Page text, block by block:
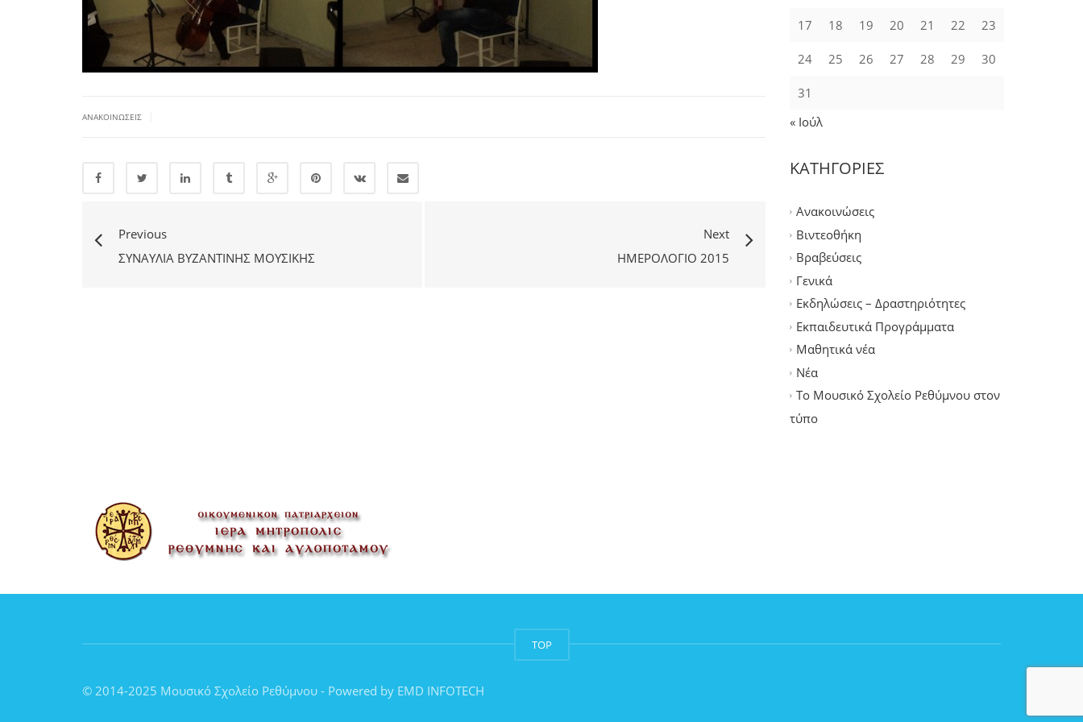
ΑΝΑΚΟΙΝΏΣΕΙΣ
Previous
ΣΥΝΑΥΛΊΑ ΒΥΖΑΝΤΙΝΉΣ ΜΟΥΣΙΚΉΣ
Next
ΗΜΕΡΟΛΌΓΙΟ 2015
17 18 19 20 21 22 23
24 25 26 27 28 29 30
31
« Ιούλ
ΚΑΤΗΓΟΡΙΕΣ
Ανακοινώσεις
Βιντεοθήκη
Βραβεύσεις
Γενικά
Εκδηλώσεις – Δραστηριότητες
Εκπαιδευτικά Προγράμματα
Μαθητικά νέα
Νέα
Το Μουσικό Σχολείο Ρεθύμνου στον
τύπο
TOP
© 2014-2025 Μουσικό Σχολείο Ρεθύμνου - Powered by EMD INFOTECH